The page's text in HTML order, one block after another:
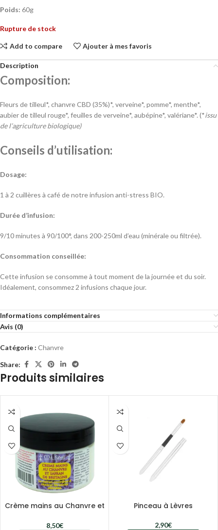
Poids: 60g
Rupture de stock
Add to compare Ajouter à mes favoris
Description
Composition:
Fleurs de tilleul*, chanvre CBD (35%)*, verveine*, pomme*, menthe*,
aubier de tilleul rouge*, feuilles de verveine*, aubépine*, valériane*. (*issu
de l’agriculture biologique)
Conseils d’utilisation:
Dosage:
1 à 2 cuillères à café de notre infusion anti-stress BIO.
Durée d’infusion:
9/10 minutes à 90/100°, dans 200-250ml d’eau (minérale ou filtrée).
Consommation conseillée:
Cette infusion se consomme à tout moment de la journée et du soir.
Idéalement, consommez 2 infusions chaque jour.
Informations complémentaires
Avis (0)
Catégorie : Chanvre
Share:
Produits similaires
Crème mains au Chanvre et
8,50€
Pinceau à Lèvres
2,90€